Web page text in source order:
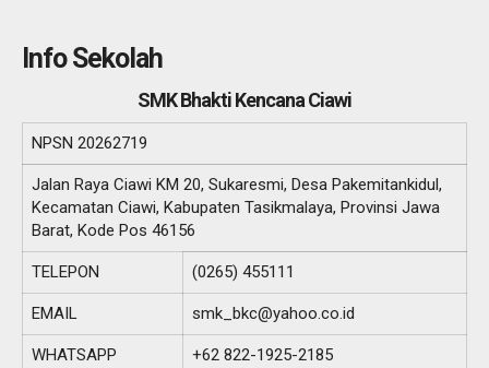
Info Sekolah
SMK Bhakti Kencana Ciawi
NPSN 20262719
Jalan Raya Ciawi KM 20, Sukaresmi, Desa Pakemitankidul,
Kecamatan Ciawi, Kabupaten Tasikmalaya, Provinsi Jawa
Barat, Kode Pos 46156
TELEPON (0265) 455111
EMAIL smk_bkc@yahoo.co.id
WHATSAPP +62 822-1925-2185